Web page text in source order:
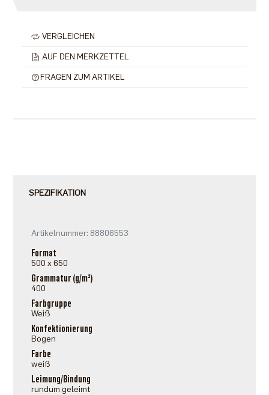
VERGLEICHEN
AUF DEN MERKZETTEL
FRAGEN ZUM ARTIKEL
SPEZIFIKATION
Artikelnummer: 88806553
Format
500 x 650
Grammatur (g/m²)
400
Farbgruppe
Weiß
Konfektionierung
Bogen
Farbe
weiß
Leimung/Bindung
rundum geleimt